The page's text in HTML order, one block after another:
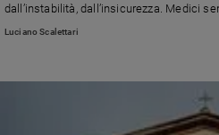
dall’instabilità, dall’insicurezza. Medici
sistema sanitario: una vera emergenza
Luciano Scalettari